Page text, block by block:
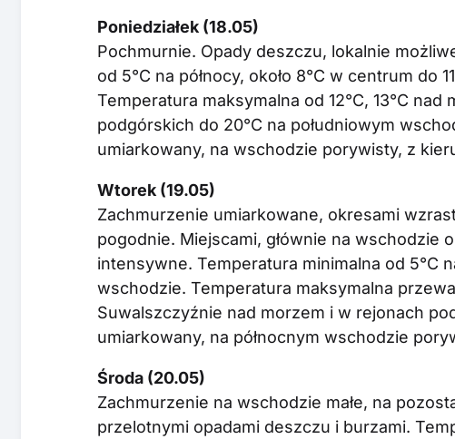
Poniedziałek (18.05)
Pochmurnie. Opady deszczu, lokalnie
od 5°C na północy, około 8°C w centrum do
Temperatura maksymalna od 12°C, 13°C
podgórskich do 20°C na południowym
umiarkowany, na wschodzie porywisty, z
Wtorek (19.05)
Zachmurzenie umiarkowane, okresami
pogodnie. Miejscami, głównie na wschodzie
intensywne. Temperatura minimalna od 5°C
wschodzie. Temperatura maksymalna
Suwalszczyźnie nad morzem i w rejonach
umiarkowany, na północnym wschodzie
Środa (20.05)
Zachmurzenie na wschodzie małe, na
przelotnymi opadami deszczu i burzami.